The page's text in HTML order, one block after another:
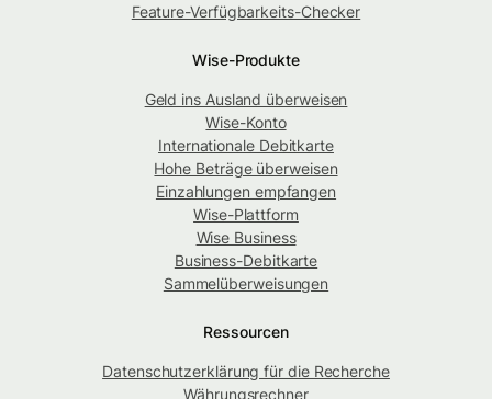
Feature-Verfügbarkeits-Checker
Wise-Produkte
Geld ins Ausland überweisen
Wise-Konto
Internationale Debitkarte
Hohe Beträge überweisen
Einzahlungen empfangen
Wise-Plattform
Wise Business
Business-Debitkarte
Sammelüberweisungen
Ressourcen
Datenschutzerklärung für die Recherche
Währungsrechner